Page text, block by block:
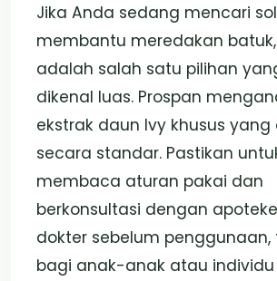
Jika Anda sedang mencari
membantu meredakan batuk,
adalah salah satu pilihan
dikenal luas. Prospan
ekstrak daun Ivy khusus yang
secara standar. Pastikan
membaca aturan pakai dan
berkonsultasi dengan
dokter sebelum
bagi anak-anak atau